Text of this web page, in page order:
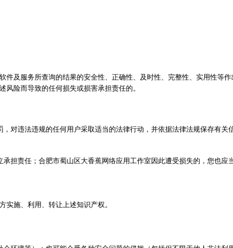
及服务所查询的结果的安全性、正确性、及时性、完整性、实用性等
险而导致的任何损失或损害承担责任的。
违法违规的任何用户采取适当的法律行动，并依据法律法规保存有
担责任；合肥市蜀山区大香蕉网络应用工作室因此遭受损失的，您也应
施、利用、转让上述知识产权。